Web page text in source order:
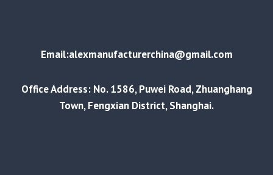
Email:alexmanufacturerchina@gmail.com
Office Address: No. 1586, Puwei Road, Zhuanghang
Town, Fengxian District, Shanghai.